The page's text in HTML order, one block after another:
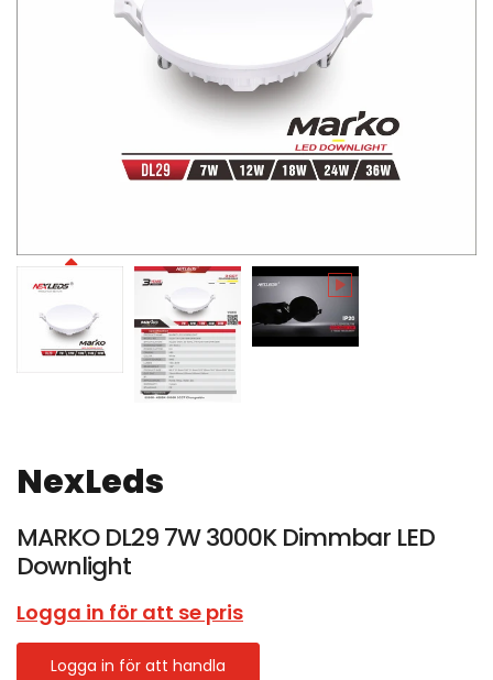
NexLeds
MARKO DL29 7W 3000K Dimmbar LED
Downlight
Logga in för att se pris
Logga in för att handla